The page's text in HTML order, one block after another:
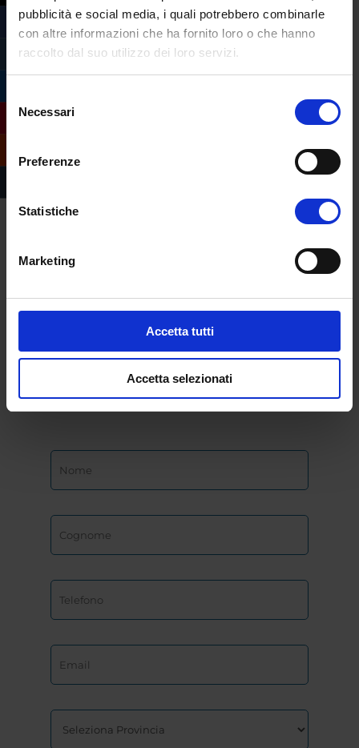
pubblicità e social media, i quali potrebbero combinarle
con altre informazioni che ha fornito loro o che hanno
raccolto dal suo utilizzo dei loro servizi.
delNecessari
Preferenze
Statistiche
Marketing
Accetta tutti
Accetta selezionati
richiedi informazioni
sull’offerta formativa
dell’Università
eCampus